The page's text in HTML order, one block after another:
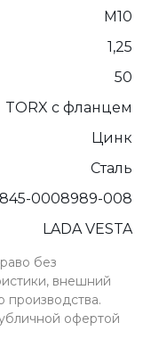
М10
1,25
50
TORX с фланцем
Цинк
Сталь
0008989-008
LADA VESTA
без
внешний
производства.
офертой